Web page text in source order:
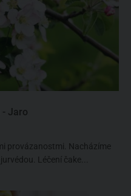
Jaro
provázanostmi. Nacházíme
Léčení čake...